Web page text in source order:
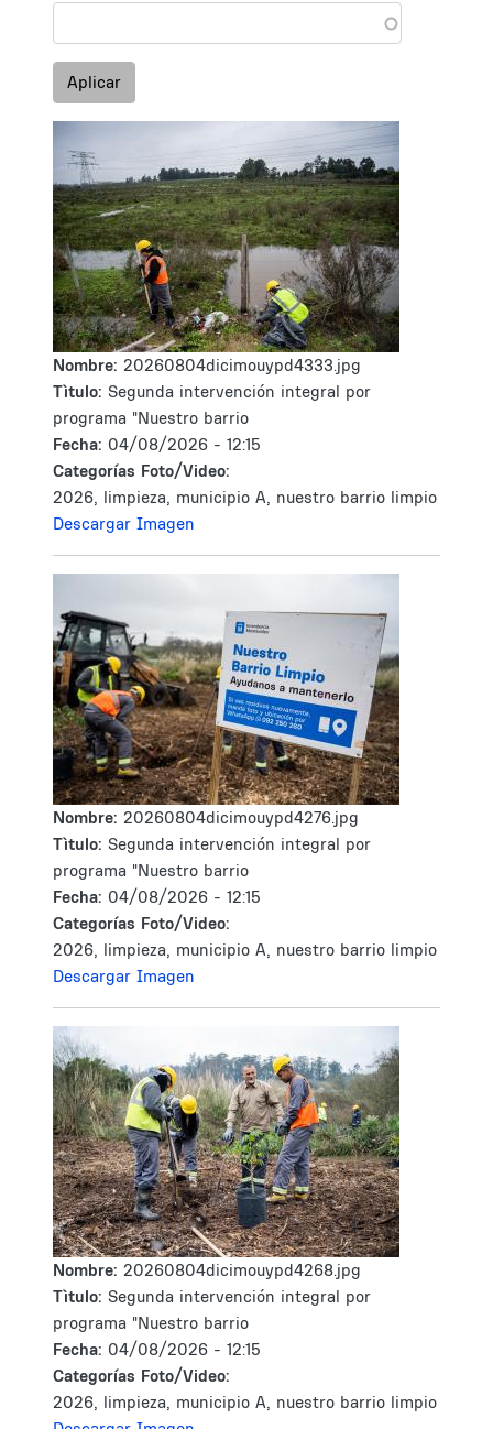
Aplicar
Nombre: 20260804dicimouypd4333.jpg
Tìtulo: Segunda intervención integral por
programa "Nuestro barrio
Fecha: 04/08/2026 - 12:15
Categorías Foto/Video:
2026, limpieza, municipio A, nuestro barrio limpio
Descargar Imagen
Nombre: 20260804dicimouypd4276.jpg
Tìtulo: Segunda intervención integral por
programa "Nuestro barrio
Fecha: 04/08/2026 - 12:15
Categorías Foto/Video:
2026, limpieza, municipio A, nuestro barrio limpio
Descargar Imagen
Nombre: 20260804dicimouypd4268.jpg
Tìtulo: Segunda intervención integral por
programa "Nuestro barrio
Fecha: 04/08/2026 - 12:15
Categorías Foto/Video:
2026, limpieza, municipio A, nuestro barrio limpio